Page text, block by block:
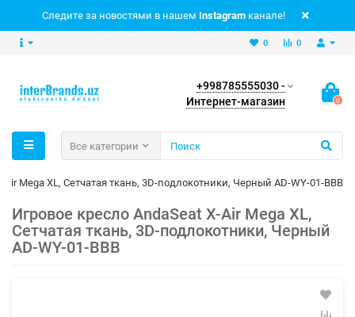
Следите за новостями в нашем Instagram канале!
0
0
+998785555030 -
Интернет-магазин
0
Все категории
Air Mega XL, Сетчатая ткань, 3D-подлокотники, Черный AD-WY-01-BBB
Игровое кресло AndaSeat X-Air Mega XL,
Сетчатая ткань, 3D-подлокотники, Черный
AD-WY-01-BBB